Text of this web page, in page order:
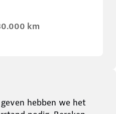
km
hebben we het